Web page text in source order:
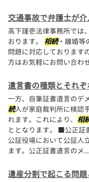
交通事故で弁護士が
高下謹壱法律事務所では
おります。 相続・離婚等
問題に対応しております
方はお気軽にお問い合わ
遺言書の種類とそれ
一方、自筆証書遺言のデ
続人が家庭裁判所に検認
れます。これにより、 相
ととなります。 ■公正証
公証役場において公証人
ます。公正証書遺言のメ...
遺産分割で起こる問